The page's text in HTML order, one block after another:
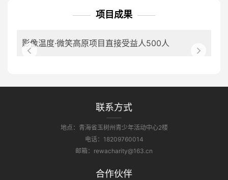
项目成果
影像温度·微笑高原项目直接受益人500人
联系方式
地点：青海省玉树州青少年活动中心2楼
电话：18209760014
邮箱：rewacharity@163.cn
合作伙伴